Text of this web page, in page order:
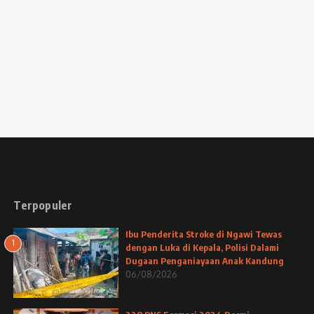
Terpopuler
1
Ibu Penderita Stroke di Ngawi Tewas
dengan Luka di Kepala, Polisi Dalami
Dugaan Penganiayaan Anak Kandung
06/08/2026